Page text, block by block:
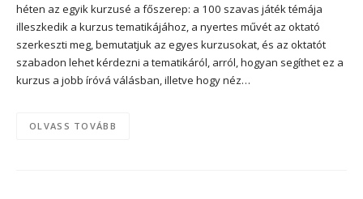
héten az egyik kurzusé a főszerep: a 100 szavas játék témája
illeszkedik a kurzus tematikájához, a nyertes művét az oktató
szerkeszti meg, bemutatjuk az egyes kurzusokat, és az oktatót
szabadon lehet kérdezni a tematikáról, arról, hogyan segíthet ez a
kurzus a jobb íróvá válásban, illetve hogy néz…
OLVASS TOVÁBB